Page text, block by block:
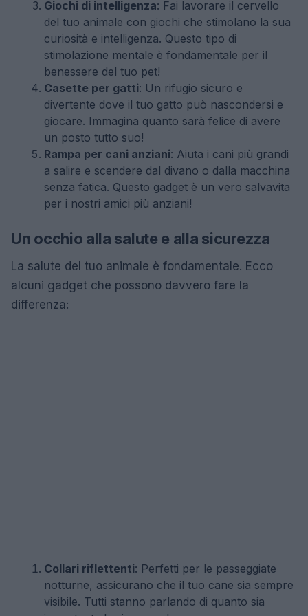
Giochi di intelligenza: Fai lavorare il cervello
del tuo animale con giochi che stimolano la sua
curiosità e intelligenza. Questo tipo di
stimolazione mentale è fondamentale per il
benessere del tuo pet!
Casette per gatti: Un rifugio sicuro e
divertente dove il tuo gatto può nascondersi e
giocare. Immagina quanto sarà felice di avere
un posto tutto suo!
Rampa per cani anziani: Aiuta i cani più grandi
a salire e scendere dal divano o dalla macchina
senza fatica. Questo gadget è un vero salvavita
per i nostri amici più anziani!
Un occhio alla salute e alla sicurezza
La salute del tuo animale è fondamentale. Ecco
alcuni gadget che possono davvero fare la
differenza:
Collari riflettenti: Perfetti per le passeggiate
notturne, assicurano che il tuo cane sia sempre
visibile. Tutti stanno parlando di quanto sia